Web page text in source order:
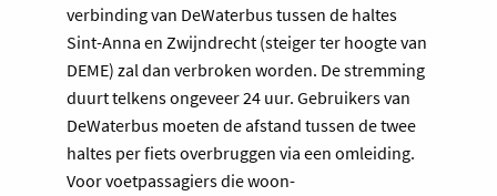
verbinding van DeWaterbus tussen de haltes
Sint-Anna en Zwijndrecht (steiger ter hoogte van
DEME) zal dan verbroken worden. De stremming
duurt telkens ongeveer 24 uur. Gebruikers van
DeWaterbus moeten de afstand tussen de twee
haltes per fiets overbruggen via een omleiding.
Voor voetpassagiers die woon-